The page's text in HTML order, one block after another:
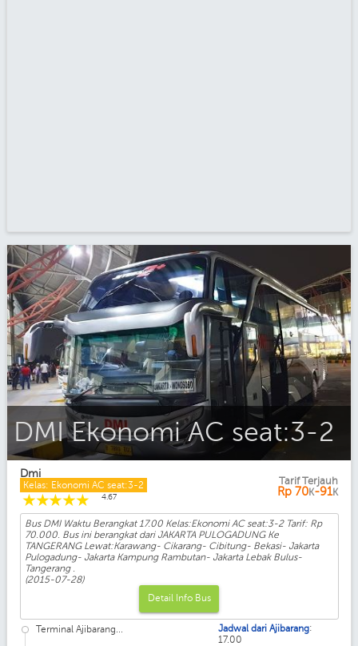
DMI Ekonomi AC seat:3-2
Dmi
Kelas: Ekonomi AC seat:3-2
☆
☆
☆
☆
☆ 4.67
Tarif Terjauh
Rp 70K-91K
Bus DMI Waktu Berangkat 17.00 Kelas:Ekonomi AC seat:3-2 Tarif: Rp
70.000. Bus ini berangkat dari JAKARTA PULOGADUNG Ke
TANGERANG Lewat:Karawang- Cikarang- Cibitung- Bekasi- Jakarta
Pulogadung- Jakarta Kampung Rambutan- Jakarta Lebak Bulus-
Tangerang .
(2015-07-28)
Detail Info Bus
Terminal Ajibarang... Jadwal dari Ajibarang:
17.00